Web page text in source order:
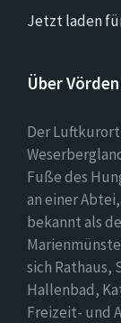
Jetzt laden
Über Vörden
Der
Fuße des
an einer
bekannt als
sich Rathaus,
Hallenbad,
Freizeit- und